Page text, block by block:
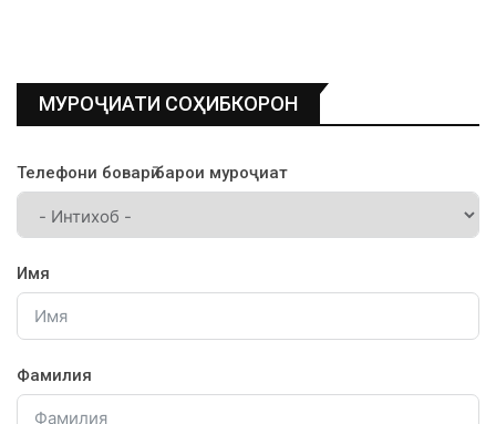
МУРОҶИАТИ СОҲИБКОРОН
Телефони боварӣ барои муроҷиат
Имя
Фамилия